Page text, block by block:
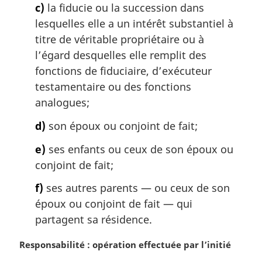
c) la fiducie ou la succession dans
lesquelles elle a un intérêt substantiel à
titre de véritable propriétaire ou à
l’égard desquelles elle remplit des
fonctions de fiduciaire, d’exécuteur
testamentaire ou des fonctions
analogues;
d) son époux ou conjoint de fait;
e) ses enfants ou ceux de son époux ou
conjoint de fait;
f) ses autres parents — ou ceux de son
époux ou conjoint de fait — qui
partagent sa résidence.
N
Responsabilité : opération effectuée par l’initié